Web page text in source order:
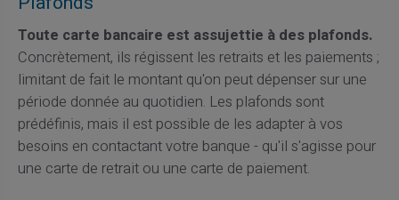
Toute carte bancaire est assujettie à des plafonds.
Concrètement, ils régissent les retraits et les paiements ;
limitant de fait le montant qu'on peut dépenser sur une
période donnée au quotidien. Les plafonds sont
prédéfinis, mais il est possible de les adapter à vos
besoins en contactant votre banque - qu'il s'agisse pour
une carte de retrait ou une carte de paiement.